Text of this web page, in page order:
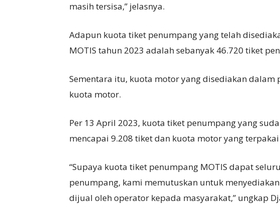
masih tersisa,” jelasnya.
Adapun kuota tiket penumpang yang telah
MOTIS tahun 2023 adalah sebanyak 46.720 tiket
Sementara itu, kuota motor yang disediakan dalam
kuota motor.
Per 13 April 2023, kuota tiket penumpang yang
mencapai 9.208 tiket dan kuota motor yang
“Supaya kuota tiket penumpang MOTIS dapat
penumpang, kami memutuskan untuk
dijual oleh operator kepada masyarakat,” ungkap